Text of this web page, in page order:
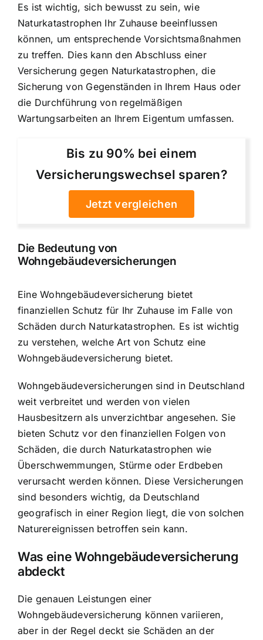
Es ist wichtig, sich bewusst zu sein, wie
Naturkatastrophen Ihr Zuhause beeinflussen
können, um entsprechende Vorsichtsmaßnahmen
zu treffen. Dies kann den Abschluss einer
Versicherung gegen Naturkatastrophen, die
Sicherung von Gegenständen in Ihrem Haus oder
die Durchführung von regelmäßigen
Wartungsarbeiten an Ihrem Eigentum umfassen.
Bis zu 90% bei einem
Versicherungswechsel sparen?
Jetzt vergleichen
Die Bedeutung von
Wohngebäudeversicherungen
Eine Wohngebäudeversicherung bietet
finanziellen Schutz für Ihr Zuhause im Falle von
Schäden durch Naturkatastrophen. Es ist wichtig
zu verstehen, welche Art von Schutz eine
Wohngebäudeversicherung bietet.
Wohngebäudeversicherungen sind in Deutschland
weit verbreitet und werden von vielen
Hausbesitzern als unverzichtbar angesehen. Sie
bieten Schutz vor den finanziellen Folgen von
Schäden, die durch Naturkatastrophen wie
Überschwemmungen, Stürme oder Erdbeben
verursacht werden können. Diese Versicherungen
sind besonders wichtig, da Deutschland
geografisch in einer Region liegt, die von solchen
Naturereignissen betroffen sein kann.
Was eine Wohngebäudeversicherung
abdeckt
Die genauen Leistungen einer
Wohngebäudeversicherung können variieren,
aber in der Regel deckt sie Schäden an der